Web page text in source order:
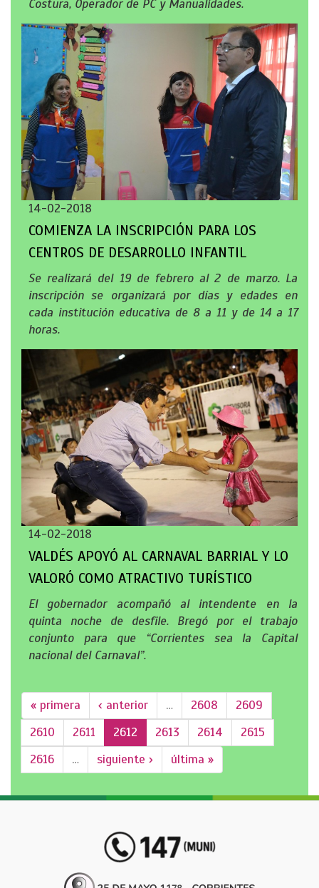
Costura, Operador de PC y Manualidades.
14-02-2018
COMIENZA LA INSCRIPCIÓN PARA LOS
CENTROS DE DESARROLLO INFANTIL
Se realizará del 19 de febrero al 2 de marzo. La
inscripción se organizará por días y edades en
cada institución educativa de 8 a 11 y de 14 a 17
horas.
14-02-2018
VALDÉS APOYÓ AL CARNAVAL BARRIAL Y LO
VALORÓ COMO ATRACTIVO TURÍSTICO
El gobernador acompañó al intendente en la
quinta noche de desfile. Bregó por el trabajo
conjunto para que “Corrientes sea la Capital
nacional del Carnaval”.
« primera ‹ anterior … 2608
2609
2610
2611 2612 2613 2614
2615
2616
… siguiente › última »